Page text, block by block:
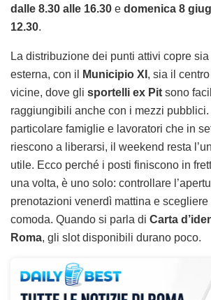
dalle 8.30 alle 16.30 e domenica 8
12.30.
La distribuzione dei punti attivi copre
esterna, con il
Municipio XI , sia il
vicine, dove gli sportelli ex Pit sono
raggiungibili anche con i mezzi pubblici.
particolare famiglie e lavoratori che in
riescono a liberarsi, il weekend resta
utile. Ecco perché i posti finiscono in
una volta, è uno solo: controllare
prenotazioni venerdì mattina e
comoda. Quando si parla di Carta
Roma, gli slot disponibili durano poco.